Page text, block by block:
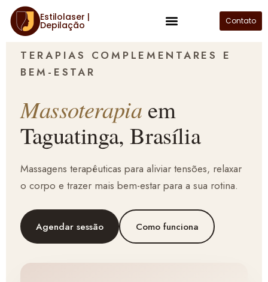
Estilolaser |
Depilação Contato
TERAPIAS COMPLEMENTARES E
BEM-ESTAR
Massoterapia em
Taguatinga, Brasília
Massagens terapêuticas para aliviar tensões, relaxar
o corpo e trazer mais bem-estar para a sua rotina.
Agendar sessão Como funciona